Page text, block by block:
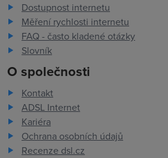
Dostupnost internetu
Měření rychlosti internetu
FAQ - často kladené otázky
Slovník
O společnosti
Kontakt
ADSL Internet
Kariéra
Ochrana osobních údajů
Recenze dsl.cz